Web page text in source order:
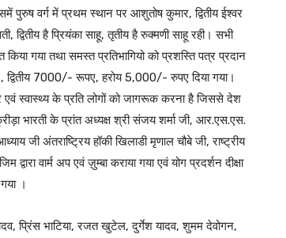
पुरुष वर्ग में प्रथम स्थान पर आशुतोष कुमार, द्वितीय ईश्वर
द्वितीय है प्रियंका साहू, तृतीय है रुक्मणी साहू रही। सभी
गया तथा समस्त प्रतिभागियो को प्रशस्ति पत्र प्रदान
द्वितीय 7000/- रूपए, हरोय 5,000/- रुपए दिया गया।
एवं स्वास्थ्य के प्रति लोगों को जागरूक करना है जिससे देश
भारती के प्रांत अध्यक्ष श्री संजय शर्मा जी, आर.एस.एस.
जी अंतराष्ट्रिय हॉकी खिलाडी मृणाल चौबे जी, राष्ट्रीय
वार्म अप एवं ज़ुम्बा कराया गया एवं योग प्रदर्शन दीक्षा
गया ।
प्रिंस भाटिया, रजत खुटेल, दुर्गेश यादव, शुमम देवोगन,